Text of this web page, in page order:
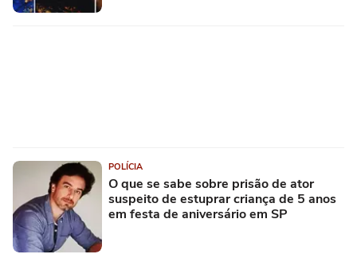
POLÍCIA
O que se sabe sobre prisão de ator
suspeito de estuprar criança de 5 anos
em festa de aniversário em SP